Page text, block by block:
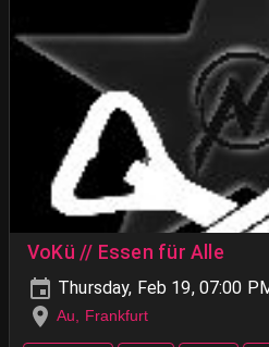
VoKü // Essen für Alle
Thursday, Feb 19, 07:00
Au, Frankfurt